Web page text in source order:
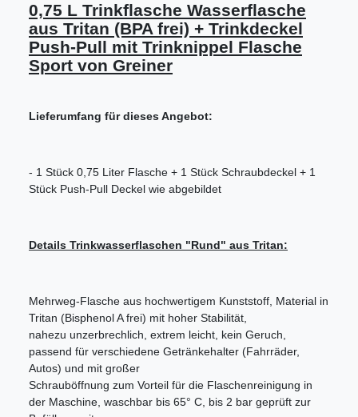
0,75 L Trinkflasche Wasserflasche
aus Tritan (BPA frei) + Trinkdeckel
Push-Pull mit Trinknippel Flasche
Sport von Greiner
Lieferumfang für dieses Angebot:
- 1 Stück 0,75 Liter Flasche + 1 Stück Schraubdeckel + 1
Stück Push-Pull Deckel wie abgebildet
Details Trinkwasserflaschen "Rund" aus Tritan:
Mehrweg-Flasche aus hochwertigem Kunststoff, Material in
Tritan (Bisphenol A frei) mit hoher Stabilität,
nahezu unzerbrechlich, extrem leicht, kein Geruch,
passend für verschiedene Getränkehalter (Fahrräder,
Autos) und mit großer
Schrauböffnung zum Vorteil für die Flaschenreinigung in
der Maschine, waschbar bis 65° C, bis 2 bar geprüft zur